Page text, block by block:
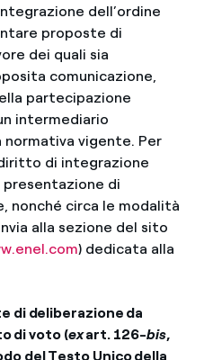
dell’ordine
proposte di
dei quali sia
comunicazione,
partecipazione
intermediario
vigente. Per
di integrazione
presentazione di
nonché circa le modalità
alla sezione del sito
) dedicata alla
di deliberazione da
di voto (exart. 126-bis,
del Testo Unico della